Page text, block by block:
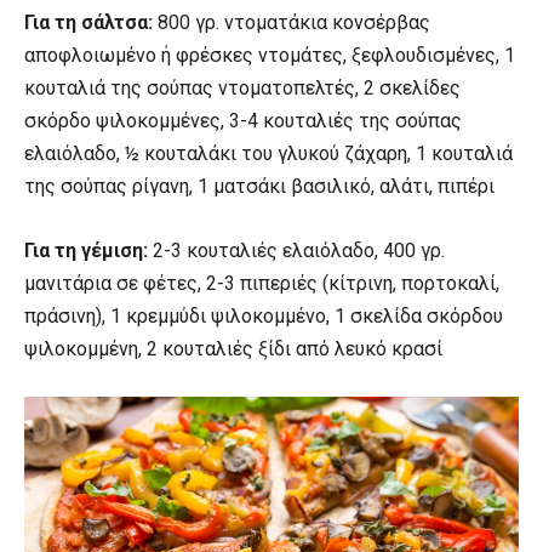
Για τη σάλτσα: 800 γρ. ντοματάκια κονσέρβας
αποφλοιωμένο ή φρέσκες ντομάτες, ξεφλουδισμένες, 1
κουταλιά της σούπας ντοματοπελτές, 2 σκελίδες
σκόρδο ψιλοκομμένες, 3-4 κουταλιές της σούπας
ελαιόλαδο, ½ κουταλάκι του γλυκού ζάχαρη, 1 κουταλιά
της σούπας ρίγανη, 1 ματσάκι βασιλικό, αλάτι, πιπέρι
Για τη γέμιση: 2-3 κουταλιές ελαιόλαδο, 400 γρ.
μανιτάρια σε φέτες, 2-3 πιπεριές (κίτρινη, πορτοκαλί,
πράσινη), 1 κρεμμύδι ψιλοκομμένο, 1 σκελίδα σκόρδου
ψιλοκομμένη, 2 κουταλιές ξίδι από λευκό κρασί